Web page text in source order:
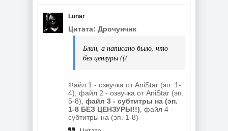
Lunar
Цитата: Дрочунчик
Блин, а написано было, что
без цензуры (((
Файл 1 - озвучка от AniStar (эп. 1-
4), файл 2 - озвучка от AniStar (эп.
5-8), файл 3 - субтитры на (эп.
1-8 БЕЗ ЦЕНЗУРЫ!!) , файл 4 -
субтитры на (эп. 1-8)